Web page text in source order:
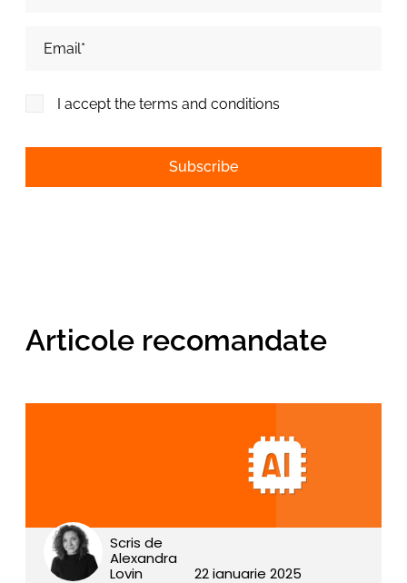
I accept the terms and conditions
Articole recomandate
Scris de
Alexandra
Lovin
22 ianuarie 2025